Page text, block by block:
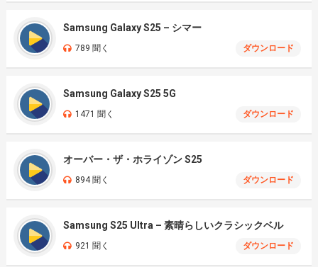
Samsung Galaxy S25 – シマー
789 聞く ダウンロード
Samsung Galaxy S25 5G
1471 聞く ダウンロード
オーバー・ザ・ホライゾン S25
894 聞く ダウンロード
Samsung S25 Ultra – 素晴らしいクラシックベル
921 聞く ダウンロード